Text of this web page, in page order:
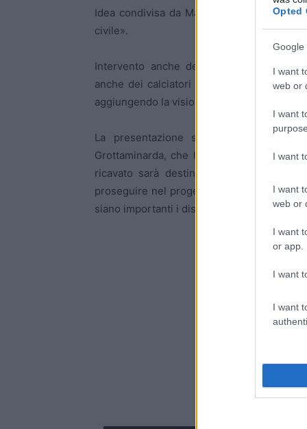
Opted
Google
I want
web or
I want
I want
I want
web or
I want
or app.
I want
I want
Idea condivisa da Maurizio Landi:
civile».
Intervento anche dell’addetto stampa
anche dei calciatori presenti nel
aggiungendo la visione del calcio come
La presentazione si è conclusa con
Grottaminarda, che ha ringraziato
ricavato sarà destinato all’acquisto del
proseguire nel progetto di rendere
siano importanti i dispositivi salvavita